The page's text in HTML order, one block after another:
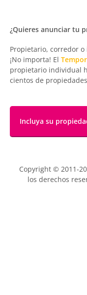
¿Quieres anunciar tu
Propietario, corredor
¡No importa! El
propietario individual
cientos de
Incluya su
Copyright © 2011-
los derechos